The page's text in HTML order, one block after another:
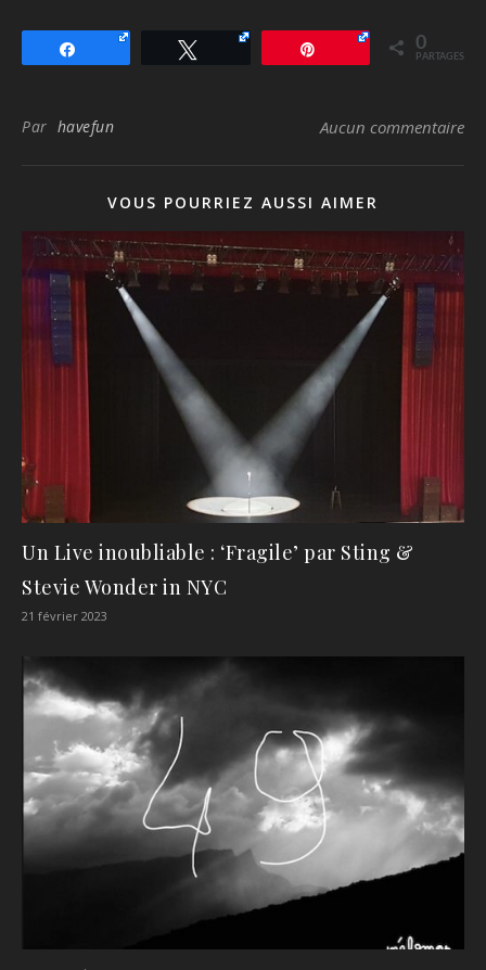
0
PARTAGES
Par havefun Aucun commentaire
VOUS POURRIEZ AUSSI AIMER
Un Live inoubliable : ‘Fragile’ par Sting &
Stevie Wonder in NYC
21 février 2023